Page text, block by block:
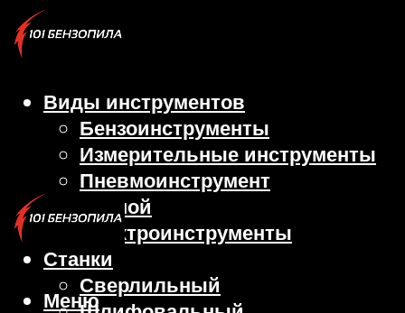
Виды инструментов
Бензоинструменты
Измерительные инструменты
Пневмоинструмент
Ручной
Электроинструменты
Станки
Сверлильный
Меню